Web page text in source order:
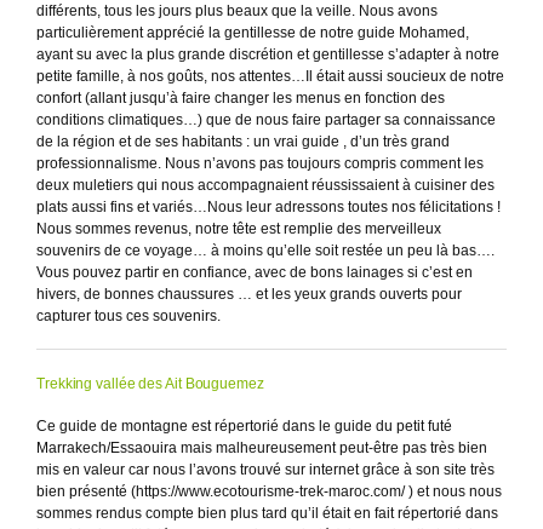
différents, tous les jours plus beaux que la veille. Nous avons
particulièrement apprécié la gentillesse de notre guide Mohamed,
ayant su avec la plus grande discrétion et gentillesse s’adapter à notre
petite famille, à nos goûts, nos attentes…Il était aussi soucieux de notre
confort (allant jusqu’à faire changer les menus en fonction des
conditions climatiques…) que de nous faire partager sa connaissance
de la région et de ses habitants : un vrai guide , d’un très grand
professionnalisme. Nous n’avons pas toujours compris comment les
deux muletiers qui nous accompagnaient réussissaient à cuisiner des
plats aussi fins et variés…Nous leur adressons toutes nos félicitations !
Nous sommes revenus, notre tête est remplie des merveilleux
souvenirs de ce voyage… à moins qu’elle soit restée un peu là bas….
Vous pouvez partir en confiance, avec de bons lainages si c’est en
hivers, de bonnes chaussures … et les yeux grands ouverts pour
capturer tous ces souvenirs.
Trekking vallée des Ait Bouguemez
Ce guide de montagne est répertorié dans le guide du petit futé
Marrakech/Essaouira mais malheureusement peut-être pas très bien
mis en valeur car nous l’avons trouvé sur internet grâce à son site très
bien présenté (https://www.ecotourisme-trek-maroc.com/ ) et nous nous
sommes rendus compte bien plus tard qu’il était en fait répertorié dans